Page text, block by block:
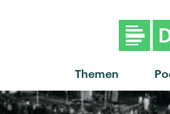
Themen